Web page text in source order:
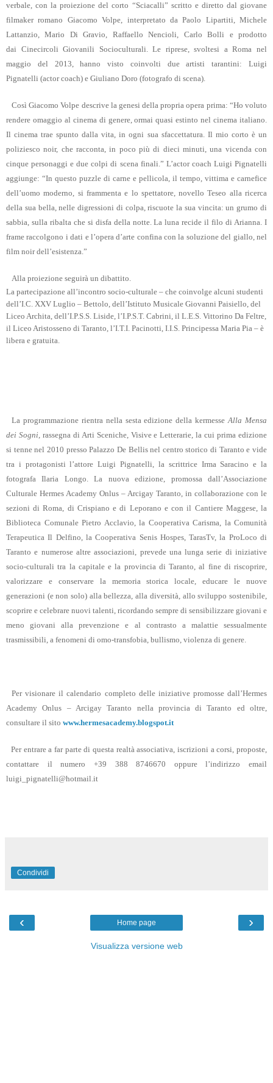
verbale, con la proiezione del corto “Sciacalli” scritto e diretto dal giovane
filmaker romano Giacomo Volpe, interpretato da Paolo Lipartiti, Michele
Lattanzio, Mario Di Gravio, Raffaello Nencioli, Carlo Bolli e prodotto
dai Cinecircoli Giovanili Socioculturali. Le riprese, svoltesi a Roma nel
maggio del 2013, hanno visto coinvolti due artisti tarantini: Luigi
Pignatelli (actor coach) e Giuliano Doro (fotografo di scena).
Così Giacomo Volpe descrive la genesi della propria opera prima: “Ho voluto
rendere omaggio al cinema di genere, ormai quasi estinto nel cinema italiano.
Il cinema trae spunto dalla vita, in ogni sua sfaccettatura. Il mio corto è un
poliziesco noir, che racconta, in poco più di dieci minuti, una vicenda con
cinque personaggi e due colpi di scena finali.” L’actor coach Luigi Pignatelli
aggiunge: “In questo puzzle di carne e pellicola, il tempo, vittima e carnefice
dell’uomo moderno, si frammenta e lo spettatore, novello Teseo alla ricerca
della sua bella, nelle digressioni di colpa, riscuote la sua vincita: un grumo di
sabbia, sulla ribalta che si disfa della notte. La luna recide il filo di Arianna. I
frame raccolgono i dati e l’opera d’arte confina con la soluzione del giallo, nel
film noir dell’esistenza.”
Alla proiezione seguirà un dibattito.
La partecipazione all’incontro socio-culturale – che coinvolge alcuni studenti
dell’I.C. XXV Luglio – Bettolo, dell’Istituto Musicale Giovanni Paisiello, del
Liceo Archita, dell’I.P.S.S. Liside, l’I.P.S.T. Cabrini, il L.E.S. Vittorino Da Feltre,
il Liceo Aristosseno di Taranto, l’I.T.I. Pacinotti, I.I.S. Principessa Maria Pia – è
libera e gratuita.
La programmazione rientra nella sesta edizione della kermesseAlla Mensa
dei Sogni, rassegna di Arti Sceniche, Visive e Letterarie, la cui prima edizione
si tenne nel 2010 presso Palazzo De Bellis nel centro storico di Taranto e vide
tra i protagonisti l’attore Luigi Pignatelli, la scrittrice Irma Saracino e la
fotografa Ilaria Longo.La nuova edizione, promossa dall’Associazione
Culturale Hermes Academy Onlus – Arcigay Taranto, in collaborazione con le
sezioni di Roma, di Crispiano e di Leporano e con il Cantiere Maggese, la
Biblioteca Comunale Pietro Acclavio, la Cooperativa Carisma, la Comunità
Terapeutica Il Delfino, la Cooperativa Senis Hospes, TarasTv, la ProLoco di
Taranto e numerose altre associazioni, prevede una lunga serie di iniziative
socio-culturali tra la capitale e la provincia di Taranto, al fine di riscoprire,
valorizzare e conservare la memoria storica locale, educare le nuove
generazioni (e non solo) alla bellezza, alla diversità, allo sviluppo sostenibile,
scoprire e celebrare nuovi talenti, ricordando sempre di sensibilizzare giovani e
meno giovani alla prevenzione e al contrasto a malattie sessualmente
trasmissibili, a fenomeni di omo-transfobia, bullismo, violenza di genere.
Per visionare il calendario completo delle iniziative promosse dall’Hermes
Academy Onlus – Arcigay Taranto nella provincia di Taranto ed oltre,
consultare il sito www.hermesacademy.blogspot.it
Per entrare a far parte di questa realtà associativa, iscrizioni a corsi, proposte,
contattare il numero +39 388 8746670 oppure l’indirizzo email
luigi_pignatelli@hotmail.it
Condividi
‹ ›
Home page
Visualizza versione web